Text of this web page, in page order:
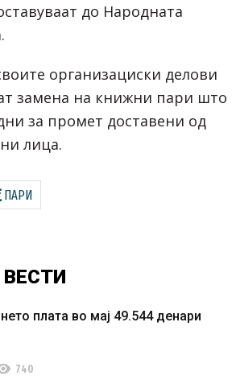
до Народната
организациски делови
замена на книжни пари што
за промет доставени од
лица.
ПАРИ
ВЕСТИ
плата во мај 49.544 денари
740